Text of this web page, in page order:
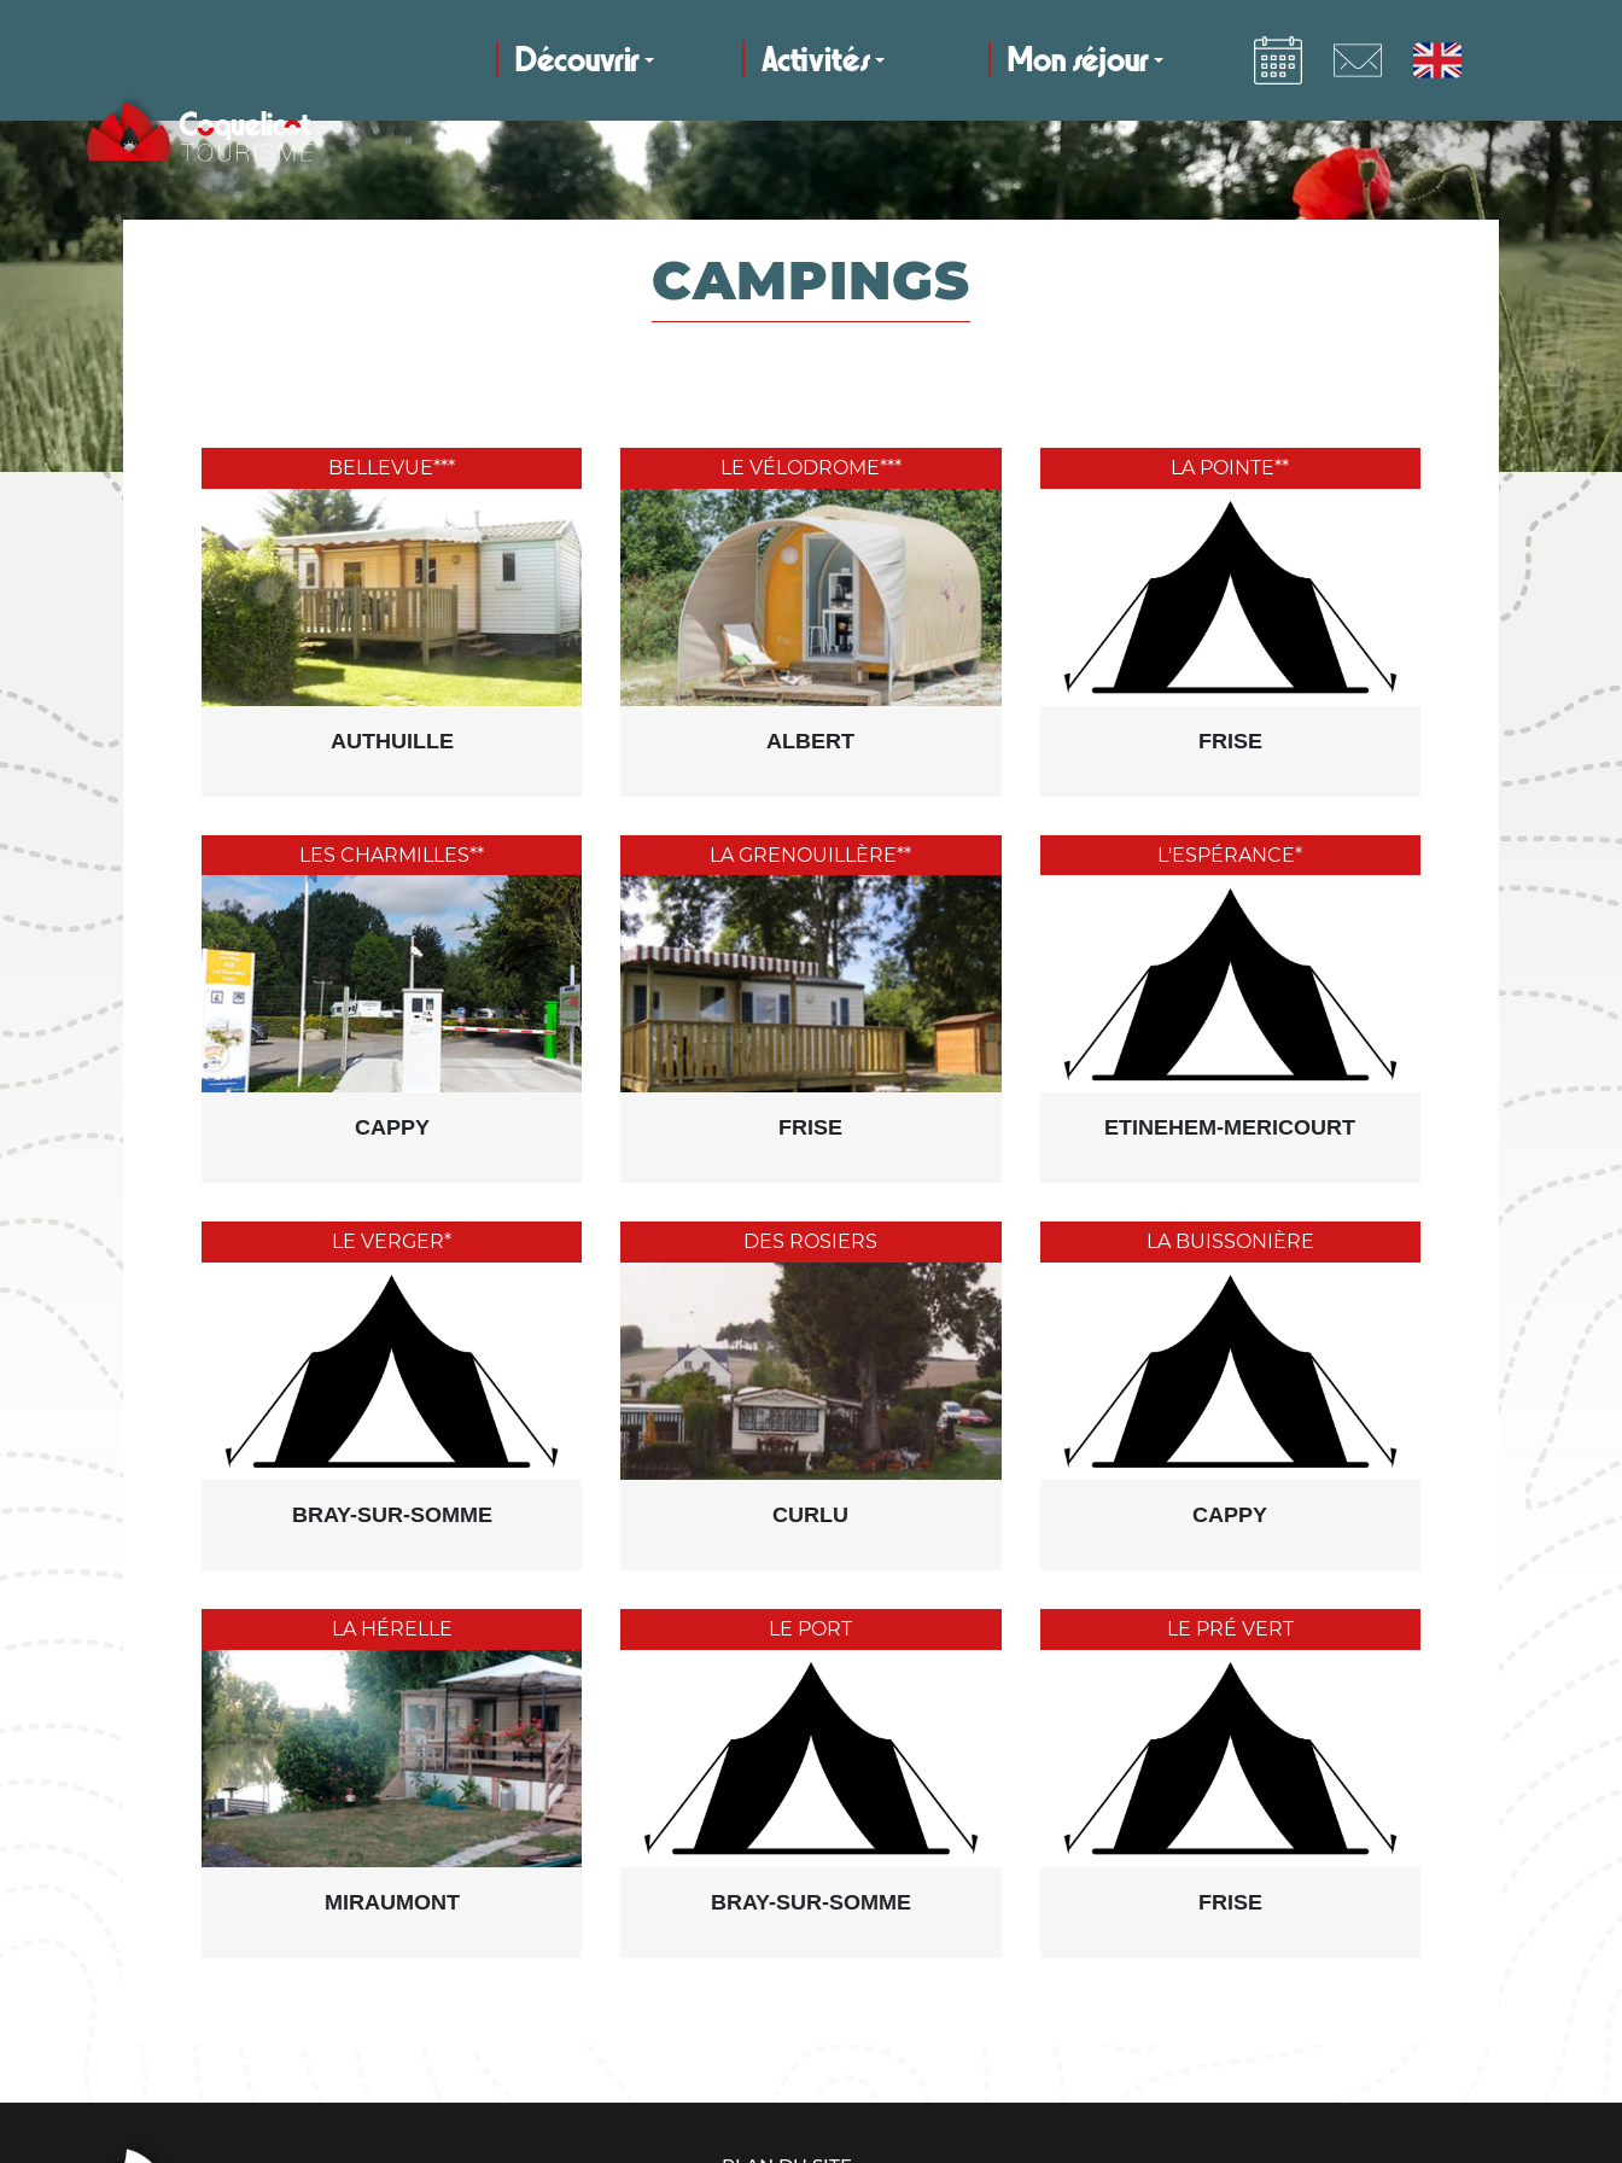
Découvrir Activités Mon séjour
CAMPINGS
BELLEVUE***
AUTHUILLE
LE VÉLODROME***
ALBERT
LA POINTE**
FRISE
LES CHARMILLES**
CAPPY
LA GRENOUILLÈRE**
FRISE
L'ESPÉRANCE*
ETINEHEM-MERICOURT
LE VERGER*
BRAY-SUR-SOMME
DES ROSIERS
CURLU
LA BUISSONIÈRE
CAPPY
LA HÉRELLE
MIRAUMONT
LE PORT
BRAY-SUR-SOMME
LE PRÉ VERT
FRISE